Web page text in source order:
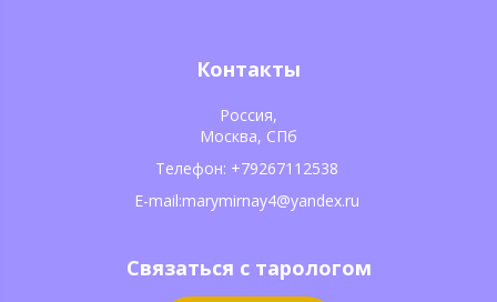
Контакты
Россия,
Москва, СПб
Телефон: +79267112538
E-mail:marymirnay4@yandex.ru
Связаться с тарологом